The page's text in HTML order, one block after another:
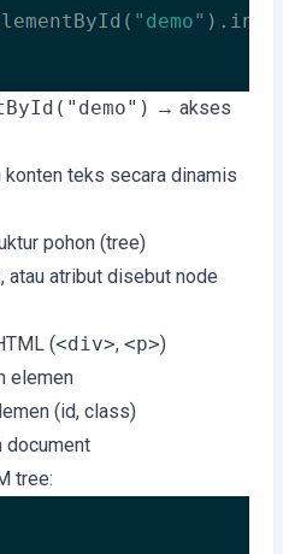
"demo"
(xml )
→ akses
teks secara dinamis
pohon (tree)
atau atribut disebut node
(<div>, <p>)
elemen
(id, class)
document
tree: